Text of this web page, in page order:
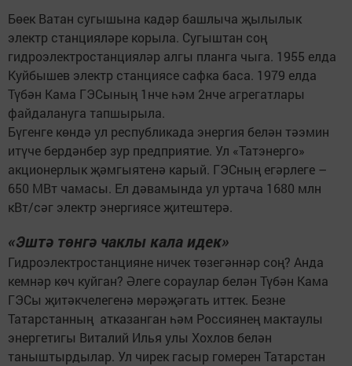
Бөек Ватан сугышына кадәр башлыча җылылык
электр станцияләре корыла. Сугыштан соң
гидроэлектростанцияләр алгы планга чыга. 1955 елда
Куйбышев электр станциясе сафка баса. 1979 елда
Түбән Кама ГЭСының 1нче һәм 2нче агрегатлары
файдалануга тапшырыла.
Бүгенге көндә ул республикада энергия белән тәэмин
итүче бердәнбер зур предприятие. Ул «Татэнерго»
акционерлык җәмгыятенә карый. ГЭСның егәрлеге –
650 МВт чамасы. Ел дәвамында ул уртача 1680 млн
кВт/сәг электр энергиясе җитештерә.
«Эштә төнгә чаклы кала идек»
Гидроэлектростанцияне ничек төзегәннәр соң? Анда
кемнәр көч куйган? Әлеге сораулар белән Түбән Кама
ГЭСы җитәкчелегенә мөрәҗәгать иттек. Безне
Татарстанның атказанган һәм Россиянең мактаулы
энергетигы Виталий Илья улы Хохлов белән
таныштырдылар. Ул чирек гасыр гомерен Татарстан